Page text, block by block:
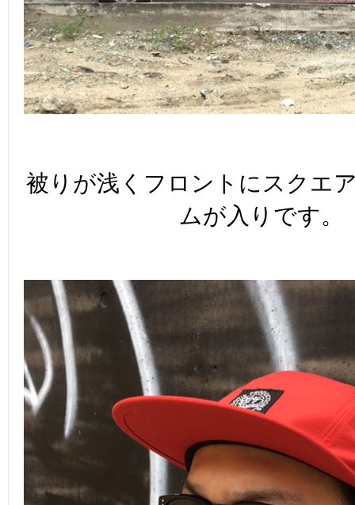
被りが浅くフロントにスクエ
ムが入りです。